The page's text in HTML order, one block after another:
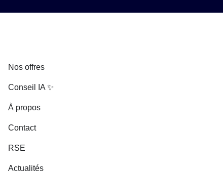
Nos offres
Conseil IA ✨
À propos
Contact
RSE
Actualités